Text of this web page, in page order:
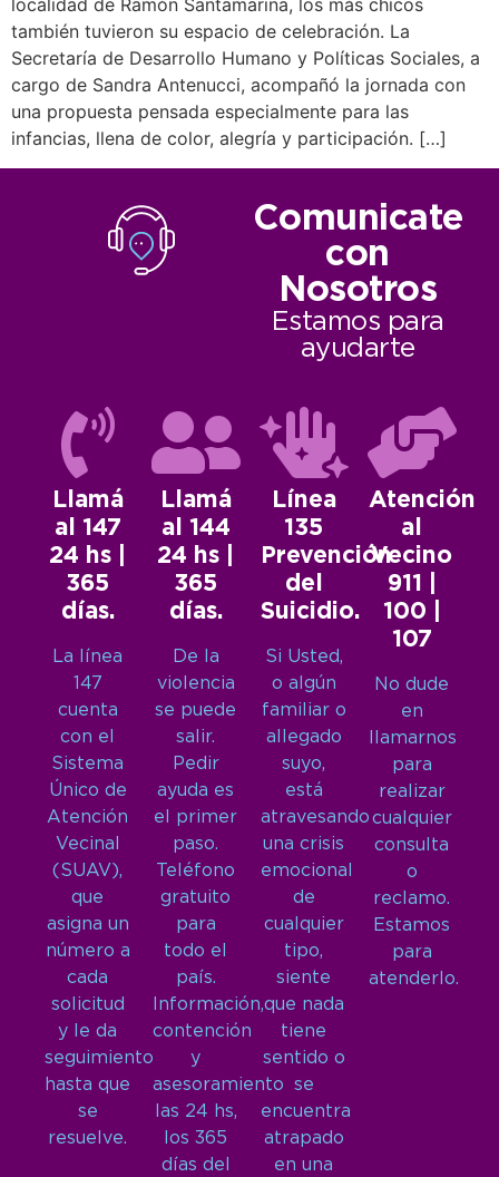
localidad de Ramón Santamarina, los más chicos
también tuvieron su espacio de celebración. La
Secretaría de Desarrollo Humano y Políticas Sociales, a
cargo de Sandra Antenucci, acompañó la jornada con
una propuesta pensada especialmente para las
infancias, llena de color, alegría y participación. […]
Comunicate
con
Nosotros
Estamos para
ayudarte
Llamá
al 147
24 hs |
365
días.
La línea
147
cuenta
con el
Sistema
Único de
Atención
Vecinal
(SUAV),
que
asigna un
número a
cada
solicitud
y le da
seguimiento
hasta que
se
resuelve.
Llamá
al 144
24 hs |
365
días.
De la
violencia
se puede
salir.
Pedir
ayuda es
el primer
paso.
Teléfono
gratuito
para
todo el
país.
Información,
contención
y
asesoramiento
las 24 hs,
los 365
días del
Línea
135
Prevención
del
Suicidio.
Si Usted,
o algún
familiar o
allegado
suyo,
está
atravesando
una crisis
emocional
de
cualquier
tipo,
siente
que nada
tiene
sentido o
se
encuentra
atrapado
en una
Atención
al
Vecino
911 |
100 |
107
No dude
en
llamarnos
para
realizar
cualquier
consulta
o
reclamo.
Estamos
para
atenderlo.